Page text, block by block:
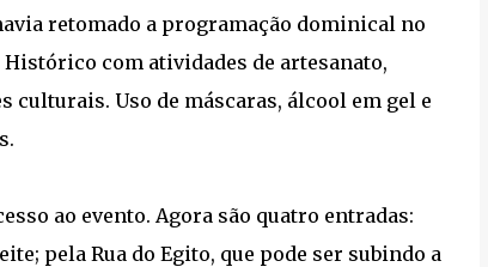
retomado a programação dominical no
com atividades de artesanato,
Uso de máscaras, álcool em gel e
ao evento. Agora são quatro entradas:
pela Rua do Egito, que pode ser subindo a